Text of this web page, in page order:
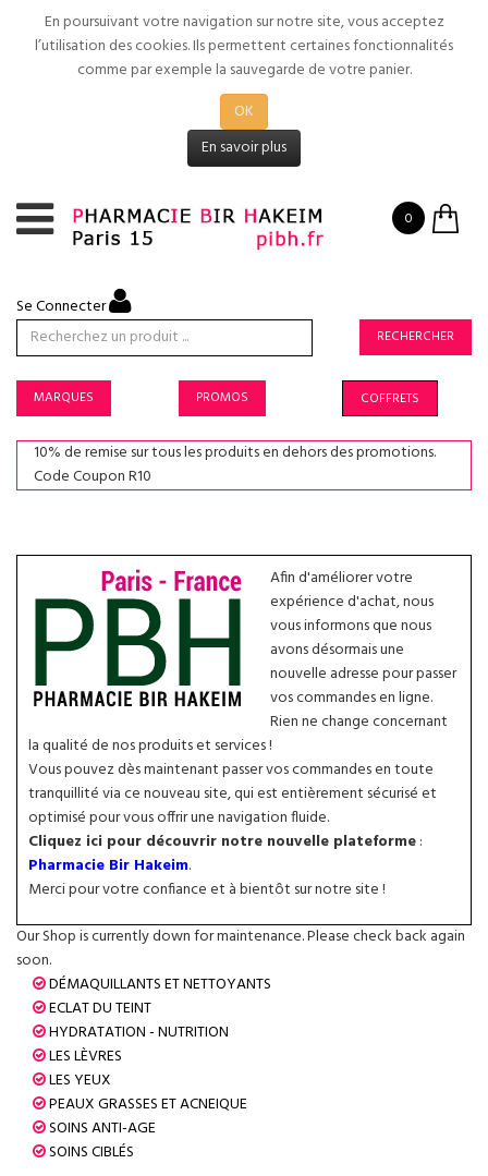
En poursuivant votre navigation sur notre site, vous acceptez
l’utilisation des cookies. Ils permettent certaines fonctionnalités
comme par exemple la sauvegarde de votre panier.
OK
En savoir plus
0
Se Connecter
RECHERCHER
MARQUES PROMOS COFFRETS
10% de remise sur tous les produits en dehors des promotions.
Code Coupon R10
Afin d'améliorer votre
expérience d'achat, nous
vous informons que nous
avons désormais une
nouvelle adresse pour passer
vos commandes en ligne.
Rien ne change concernant
la qualité de nos produits et services !
Vous pouvez dès maintenant passer vos commandes en toute
tranquillité via ce nouveau site, qui est entièrement sécurisé et
optimisé pour vous offrir une navigation fluide.
Cliquez ici pour découvrir notre nouvelle plateforme:
Pharmacie Bir Hakeim.
Merci pour votre confiance et à bientôt sur notre site !
Our Shop is currently down for maintenance. Please check back again
soon.
DÉMAQUILLANTS ET NETTOYANTS
ECLAT DU TEINT
HYDRATATION - NUTRITION
LES LÈVRES
LES YEUX
PEAUX GRASSES ET ACNEIQUE
SOINS ANTI-AGE
SOINS CIBLÉS